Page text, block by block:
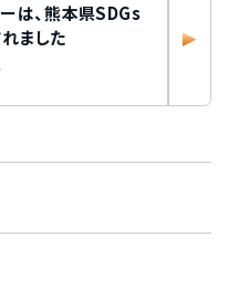
は、熊本県SDGs
ました